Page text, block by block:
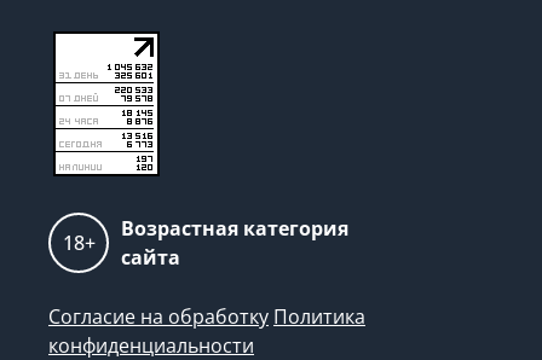
18+
Возрастная категория
сайта
Согласие на обработку Политика
конфиденциальности